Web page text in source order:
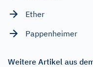
Ether
Pappenheimer
Weitere Artikel aus